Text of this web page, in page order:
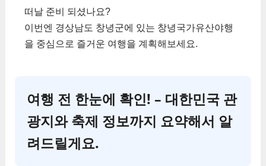
떠날 준비 되셨나요?
이번엔 경상남도 창녕군에 있는 창녕국가유산야행
을 중심으로 즐거운 여행을 계획해보세요.
여행 전 한눈에 확인! – 대한민국 관
광지와 축제 정보까지 요약해서 알
려드릴게요.